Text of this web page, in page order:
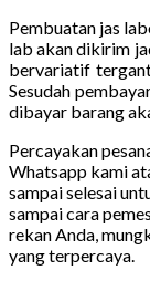
Pembuatan jas
lab akan dikirim
bervariatif
Sesudah
dibayar barang
Percayakan
Whatsapp kami
sampai selesai
sampai cara
rekan Anda,
yang terpercaya.